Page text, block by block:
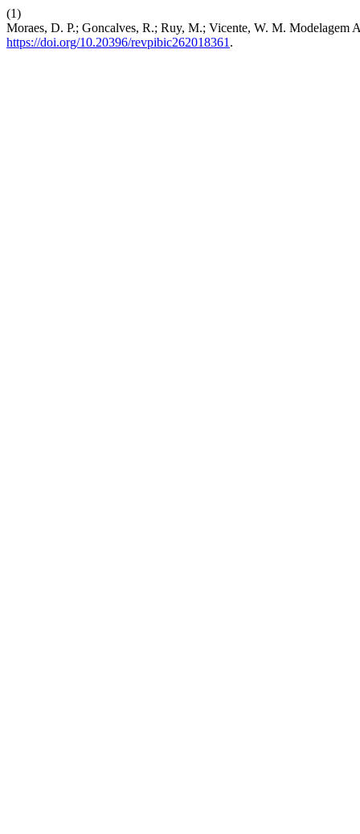
(1)
Moraes, D. P.; Goncalves, R.; Ruy, M.; Vicente, W. M. Modelagem
https://doi.org/10.20396/revpibic262018361 .